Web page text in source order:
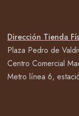
Dirección Tienda
Plaza Pedro de
Centro Comercial
Metro línea 6,